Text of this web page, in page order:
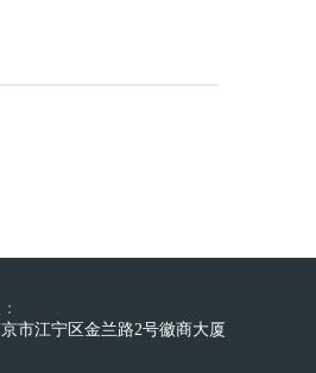
市江宁区金兰路2号徽商大厦